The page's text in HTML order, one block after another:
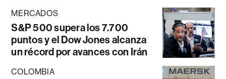
MERCADOS
S&P 500 supera los 7.700
puntos y el Dow Jones alcanza
un récord por avances con Irán
COLOMBIA